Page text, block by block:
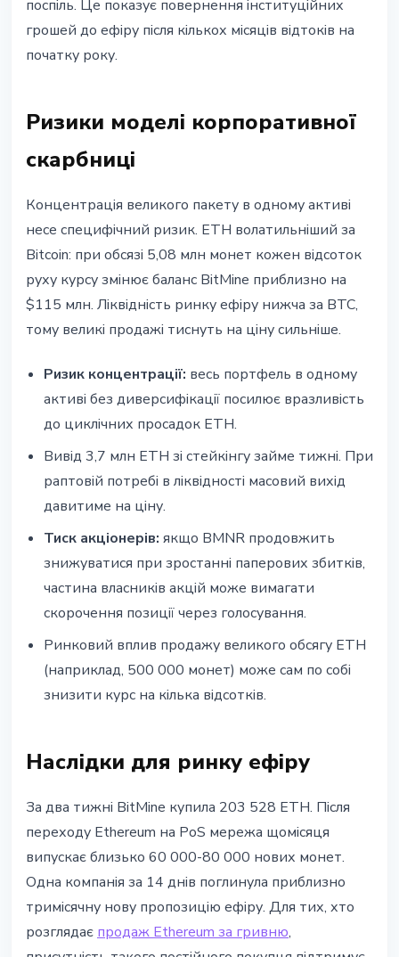
поспіль. Це показує повернення інституційних
грошей до ефіру після кількох місяців відтоків на
початку року.
Ризики моделі корпоративної
скарбниці
Концентрація великого пакету в одному активі
несе специфічний ризик. ETH волатильніший за
Bitcoin: при обсязі 5,08 млн монет кожен відсоток
руху курсу змінює баланс BitMine приблизно на
$115 млн. Ліквідність ринку ефіру нижча за BTC,
тому великі продажі тиснуть на ціну сильніше.
Ризик концентрації: весь портфель в одному
активі без диверсифікації посилює вразливість
до циклічних просадок ETH.
Вивід 3,7 млн ETH зі стейкінгу займе тижні. При
раптовій потребі в ліквідності масовий вихід
давитиме на ціну.
Тиск акціонерів: якщо BMNR продовжить
знижуватися при зростанні паперових збитків,
частина власників акцій може вимагати
скорочення позиції через голосування.
Ринковий вплив продажу великого обсягу ETH
(наприклад, 500 000 монет) може сам по собі
знизити курс на кілька відсотків.
Наслідки для ринку ефіру
За два тижні BitMine купила 203 528 ETH. Після
переходу Ethereum на PoS мережа щомісяця
випускає близько 60 000-80 000 нових монет.
Одна компанія за 14 днів поглинула приблизно
тримісячну нову пропозицію ефіру. Для тих, хто
розглядає продаж Ethereum за гривню,